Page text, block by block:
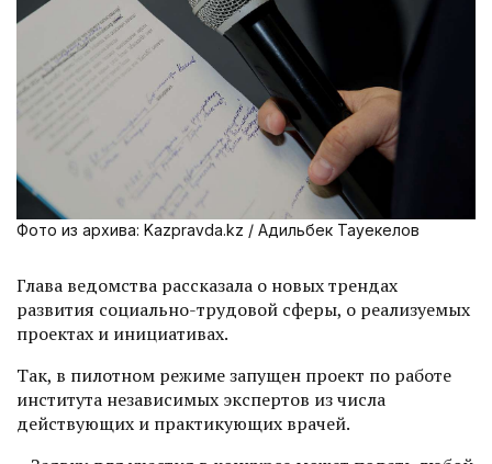
Фото из архива: Kazpravda.kz / Адильбек Тауекелов
Глава ведомства рассказала о новых трендах
развития социально-трудовой сферы, о реализуемых
проектах и инициативах.
Так, в пилотном режиме запущен проект по работе
института независимых экспертов из числа
действующих и практикующих врачей.